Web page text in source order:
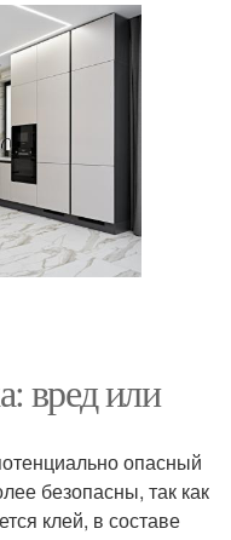
вред или
опасный
безопасны, так как
клей, в составе